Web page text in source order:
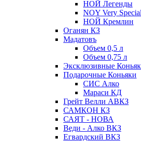
НОЙ Легенды
NOY Very Speсial
НОЙ Кремлин
Оганян КЗ
Мадатовъ
Объем 0,5 л
Объем 0,75 л
Эксклюзивные
Подарочные Коньяки
СИС Алко
Мараси КД
Грейт Велли АВКЗ
САМКОН КЗ
САЯТ - НОВА
Веди - Алко ВКЗ
Егвардский ВКЗ